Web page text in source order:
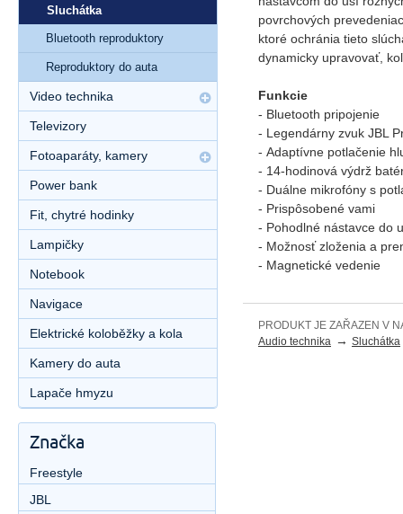
povrchových
ktoré ochránia tieto
dynamicky upravovať,
Funkcie
- Bluetooth pripojenie
- Legendárny zvuk JBL
- Adaptívne potlačenie
- 14-hodinová výdrž
- Duálne mikrofóny s
- Prispôsobené vami
- Pohodlné nástavce do
- Možnosť zloženia a
- Magnetické vedenie
PRODUKT JE ZAŘAZEN V
Audio technika → Sluchátka
Sluchátka
Bluetooth reproduktory
Reproduktory do auta
Video technika
Televizory
Fotoaparáty, kamery
Power bank
Fit, chytré hodinky
Lampičky
Notebook
Navigace
Elektrické koloběžky a kola
Kamery do auta
Lapače hmyzu
Značka
Freestyle
JBL